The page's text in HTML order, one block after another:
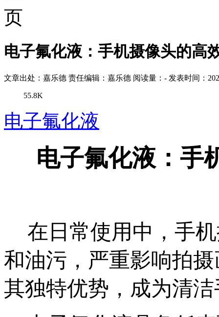
电子氟化液：手机摄像头的高
文章出处：嘉乐德 责任编辑：嘉乐德 阅读量： - 发表时间：
55.8K
电子氟化液
电子氟化液：手
在日常使用中，手
和油污，严重影响拍
其独特优势，成为清